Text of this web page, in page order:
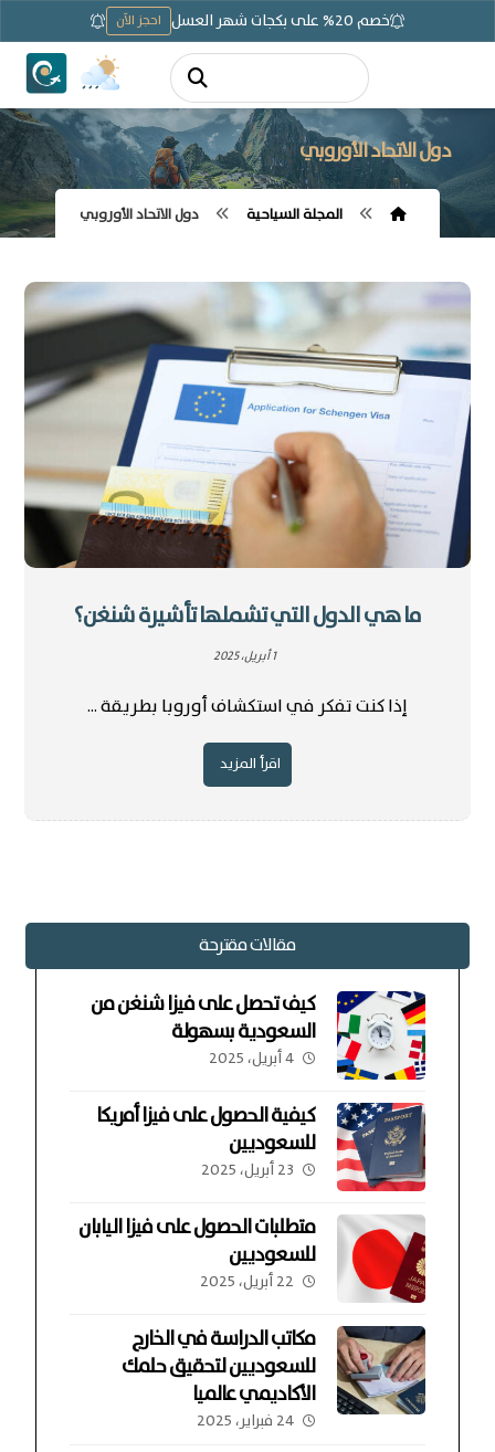
خصم 20% على بكجات شهر العسل احجز الآن
دول الاتحاد الأوروبي
المجلة السياحية دول الاتحاد الأوروبي
ما هي الدول التي تشملها تأشيرة شنغن؟
1 أبريل، 2025
إذا كنت تفكر في استكشاف أوروبا بطريقة ...
اقرأ المزيد
مقالات مقترحة
كيف تحصل على فيزا شنغن من
السعودية بسهولة
4 أبريل، 2025
كيفية الحصول على فيزا أمريكا
للسعوديين
23 أبريل، 2025
متطلبات الحصول على فيزا اليابان
للسعوديين
22 أبريل، 2025
مكاتب الدراسة في الخارج
للسعوديين لتحقيق حلمك
الأكاديمي عالميا
24 فبراير، 2025